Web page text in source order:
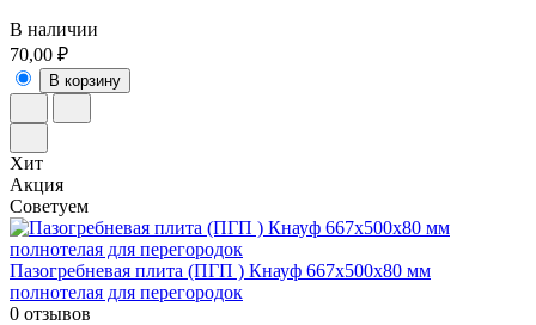
В наличии
70,00 ₽
В корзину
Хит
Акция
Советуем
Пазогребневая плита (ПГП ) Кнауф 667х500х80 мм
полнотелая для перегородок
0 отзывов